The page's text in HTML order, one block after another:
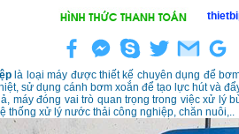
là loại máy được thiết kế chuyên dụng để
sử dụng cánh bơm xoắn để tạo lực hút và
máy đóng vai trò quan trọng trong việc xử lý
thống xử lý nước thải công nghiệp, chăn nuôi,..